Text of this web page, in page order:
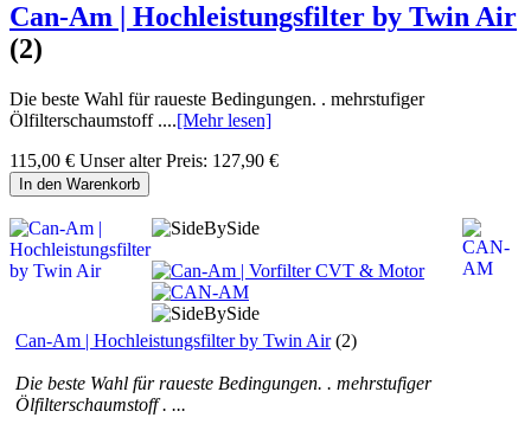
Can-Am | Hochleistungsfilter by Twin Air
(2)
Die beste Wahl für raueste Bedingungen. . mehrstufiger
Ölfilterschaumstoff ....[Mehr lesen]
115,00 € Unser alter Preis: 127,90 €
In den Warenkorb
Can-Am | Hochleistungsfilter by Twin Air (2)
Die beste Wahl für raueste Bedingungen. . mehrstufiger
Ölfilterschaumstoff . ...